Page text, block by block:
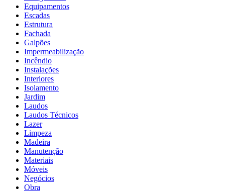
Equipamentos
Escadas
Estrutura
Fachada
Galpões
Impermeabilização
Incêndio
Instalações
Interiores
Isolamento
Jardim
Laudos
Laudos Técnicos
Lazer
Limpeza
Madeira
Manutenção
Materiais
Móveis
Negócios
Obra